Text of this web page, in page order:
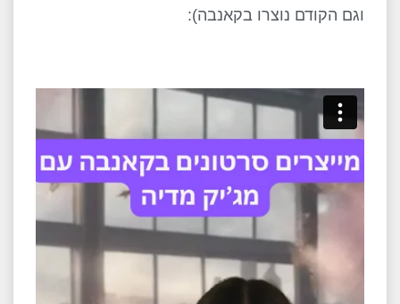
וגם הקודם נוצרו בקאנבה):